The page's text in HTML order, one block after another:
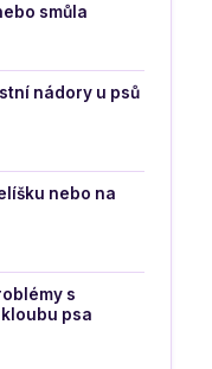
smůla
nádory u psů
nebo na
s
psa